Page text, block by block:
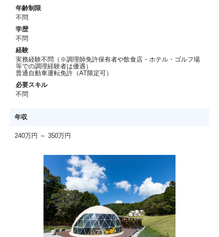
年齢制限
不問
学歴
不問
経験
実務経験不問（※調理師免許保有者や飲食店・ホテル・ゴルフ場
等での調理経験者は優遇）
普通自動車運転免許（AT限定可）
必要スキル
不問
年収
240万円 ～ 350万円